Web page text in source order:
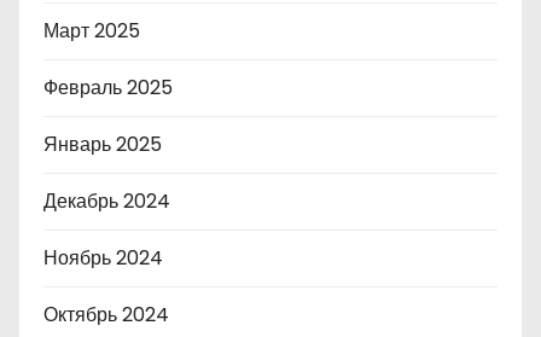
Март 2025
Февраль 2025
Январь 2025
Декабрь 2024
Ноябрь 2024
Октябрь 2024